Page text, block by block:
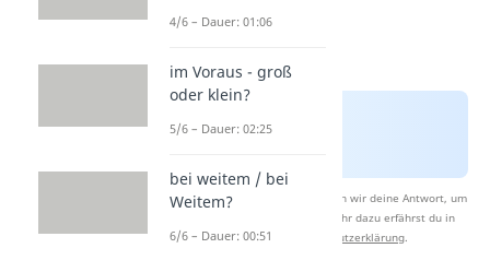
Nach Beantwortung speichern wir deine Antwort, um
Studyflix zu verbessern. Mehr dazu erfährst du in
unserer
Datenschutzerklärung.
4/6 – Dauer: 01:06
im Voraus - groß
oder klein?
5/6 – Dauer: 02:25
bei weitem / bei
Weitem?
6/6 – Dauer: 00:51